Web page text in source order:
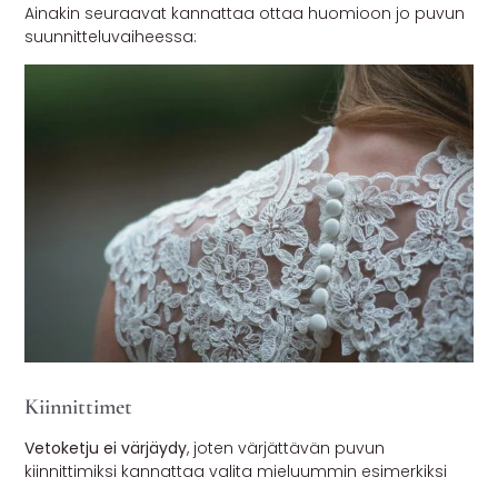
Ainakin seuraavat kannattaa ottaa huomioon jo puvun
suunnitteluvaiheessa:
Kiinnittimet
Vetoketju ei värjäydy, joten värjättävän puvun
kiinnittimiksi kannattaa valita mieluummin esimerkiksi